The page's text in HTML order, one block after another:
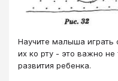
Научите малыша играть
их ко рту - это важно не
развития ребенка.